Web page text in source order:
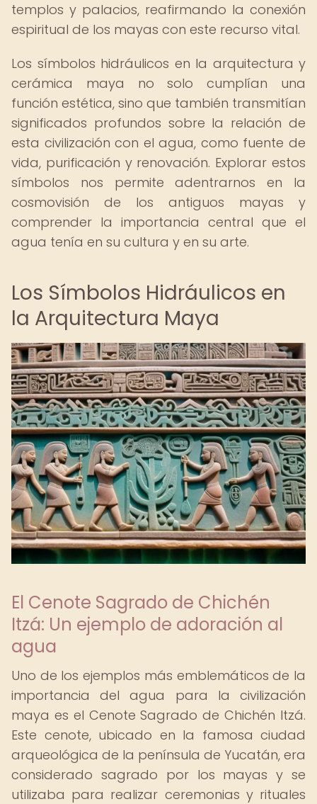
templos y palacios, reafirmando la conexión
espiritual de los mayas con este recurso vital.
Los símbolos hidráulicos en la arquitectura y
cerámica maya no solo cumplían una
función estética, sino que también transmitían
significados profundos sobre la relación de
esta civilización con el agua, como fuente de
vida, purificación y renovación. Explorar estos
símbolos nos permite adentrarnos en la
cosmovisión de los antiguos mayas y
comprender la importancia central que el
agua tenía en su cultura y en su arte.
Los Símbolos Hidráulicos en
la Arquitectura Maya
El Cenote Sagrado de Chichén
Itzá: Un ejemplo de adoración al
agua
Uno de los ejemplos más emblemáticos de la
importancia del agua para la civilización
maya es el Cenote Sagrado de Chichén Itzá.
Este cenote, ubicado en la famosa ciudad
arqueológica de la península de Yucatán, era
considerado sagrado por los mayas y se
utilizaba para realizar ceremonias y rituales